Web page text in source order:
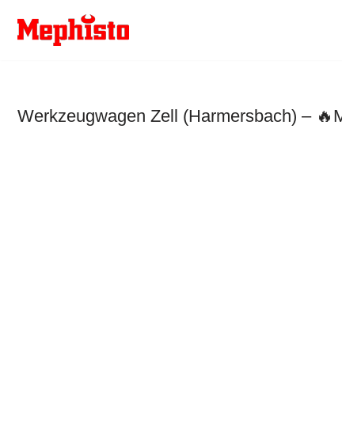
Zum
Werkzeugwagen Zell (Harmersbach) –